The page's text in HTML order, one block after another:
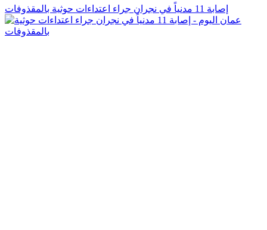
إصابة 11 مدنياً في نجران جراء اعتداءات حوثية بالمقذوفات